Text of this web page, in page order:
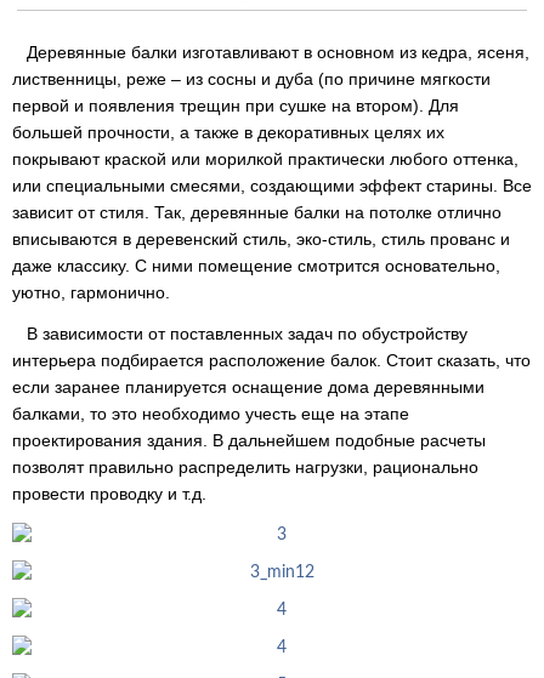
Деревянные балки изготавливают в основном из кедра, ясеня,
лиственницы, реже – из сосны и дуба (по причине мягкости
первой и появления трещин при сушке на втором). Для
большей прочности, а также в декоративных целях их
покрывают краской или морилкой практически любого оттенка,
или специальными смесями, создающими эффект старины. Все
зависит от стиля. Так, деревянные балки на потолке отлично
вписываются в деревенский стиль, эко-стиль, стиль прованс и
даже классику. С ними помещение смотрится основательно,
уютно, гармонично.
В зависимости от поставленных задач по обустройству
интерьера подбирается расположение балок. Стоит сказать, что
если заранее планируется оснащение дома деревянными
балками, то это необходимо учесть еще на этапе
проектирования здания. В дальнейшем подобные расчеты
позволят правильно распределить нагрузки, рационально
провести проводку и т.д.